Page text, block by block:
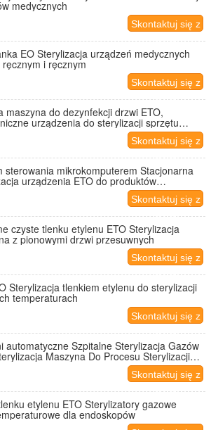
medycznych
Skontaktuj się z
nami
EO Sterylizacja urządzeń medycznych
i ręcznym
Skontaktuj się z
nami
maszyna do dezynfekcji drzwi ETO,
urządzenia do sterylizacji sprzętu
Skontaktuj się z
nami
sterowania mikrokomputerem Stacjonarna
urządzenia ETO do produktów
Skontaktuj się z
nami
czyste tlenku etylenu ETO Sterylizacja
z pionowymi drzwi przesuwnych
Skontaktuj się z
nami
Sterylizacja tlenkiem etylenu do sterylizacji
temperaturach
Skontaktuj się z
nami
automatyczne Szpitalne Sterylizacja Gazów
Maszyna Do Procesu Sterylizacji
Skontaktuj się z
nami
etylenu ETO Sterylizatory gazowe
dla endoskopów